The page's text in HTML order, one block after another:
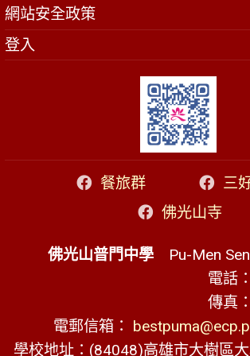
網站安全政策
登入
餐旅群
三
佛光山寺
佛光山普門中學 Pu-Men
電話
傳真
電郵信箱：
學校地址：(84048)高雄市大樹區